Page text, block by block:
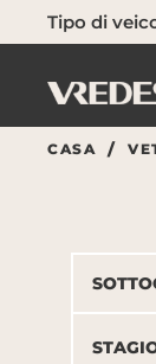
Tipo di
CASA